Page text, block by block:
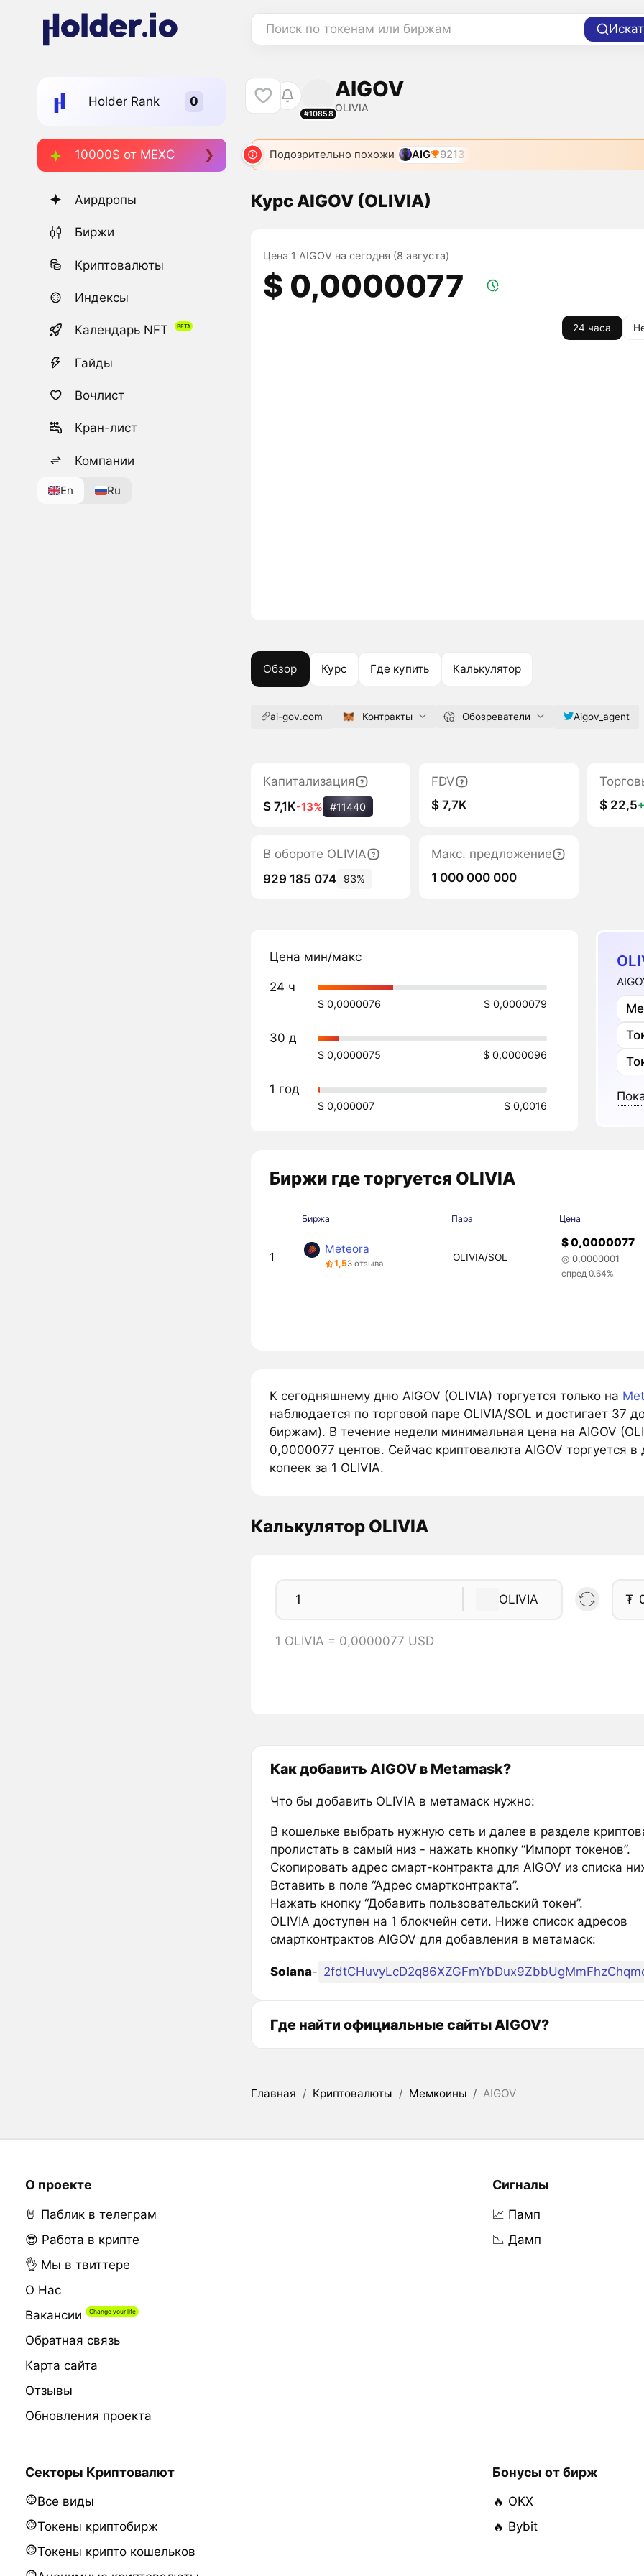
Поиск по токенам или биржам
Holder Rank
10000$ от MEXC
Аирдропы
Биржи
Криптовалюты
Индексы
Календарь NFT
Гайды
Вочлист
Кран-лист
Компании
En Ru
#10858
AIGOV
OLIVIA
Подозрительно похожи AIG 9213
Курс AIGOV (OLIVIA)
Цена 1 AIGOV на сегодня (8 августа)
$ 0,0000077
24 часа
Обзор Курс Где купить Калькулятор
ai-gov.com Контракты Обозреватели Aigov_agent
Капитализация
$ 7,1K-13% #11440
FDV
$ 7,7K
$ 22,5
В обороте OLIVIA
929 185 074
93%
Макс. предложение
1 000 000 000
Цена мин/макс
24 ч
$ 0,0000076 $ 0,0000079
30 д
$ 0,0000075 $ 0,0000096
1 год
$ 0,000007 $ 0,0016
Биржи где торгуется OLIVIA
Биржа Пара Цена
1
Meteora
1,53 отзыва
OLIVIA/SOL
$ 0,0000077
◎ 0,0000001
спред 0.64%
К сегодняшнему дню AIGOV (OLIVIA) торгуется только на
наблюдается по торговой паре OLIVIA/SOL и достигает 37
биржам). В течение недели минимальная цена на AIGOV
0,0000077 центов. Сейчас криптовалюта AIGOV торгуется
копеек за 1 OLIVIA.
Калькулятор OLIVIA
OLIVIA ₮
1 OLIVIA = 0,0000077 USD
Как добавить AIGOV в Metamask?
Что бы добавить OLIVIA в метамаск нужно:
В кошельке выбрать нужную сеть и далее в разделе
пролистать в самый низ - нажать кнопку “Импорт токенов”.
Скопировать адрес смарт-контракта для AIGOV из списка
Вставить в поле “Адрес смартконтракта”.
Нажать кнопку “Добавить пользовательский токен”.
OLIVIA доступен на 1 блокчейн сети. Ниже список адресов
смартконтрактов AIGOV для добавления в метамаск:
Solana-
Где найти официальные сайты AIGOV?
Главная / Криптовалюты / Мемкоины / AIGOV
О проекте
🤘 Паблик в телеграм
😎 Работа в крипте
👌 Мы в твиттере
О Нас
Вакансии
Обратная связь
Карта сайта
Отзывы
Обновления проекта
Сигналы
📈 Памп
📉 Дамп
Секторы Криптовалют
Все виды
Токены криптобирж
Токены крипто кошельков
Бонусы от бирж
🔥 OKX
🔥 Bybit